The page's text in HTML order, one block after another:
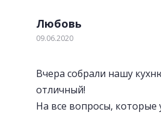
Любовь
09.06.2020
Вчера собрали нашу
отличный!
На все вопросы, которые